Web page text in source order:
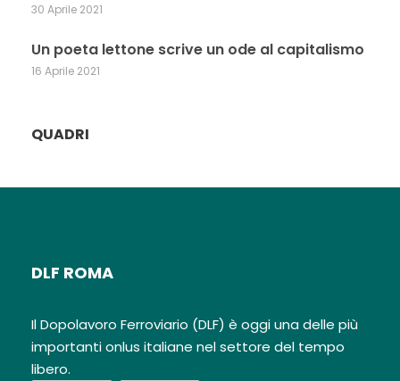
30 Aprile 2021
Un poeta lettone scrive un ode al capitalismo
16 Aprile 2021
QUADRI
DLF ROMA
Il Dopolavoro Ferroviario (DLF) è oggi una delle più
importanti onlus italiane nel settore del tempo
libero.